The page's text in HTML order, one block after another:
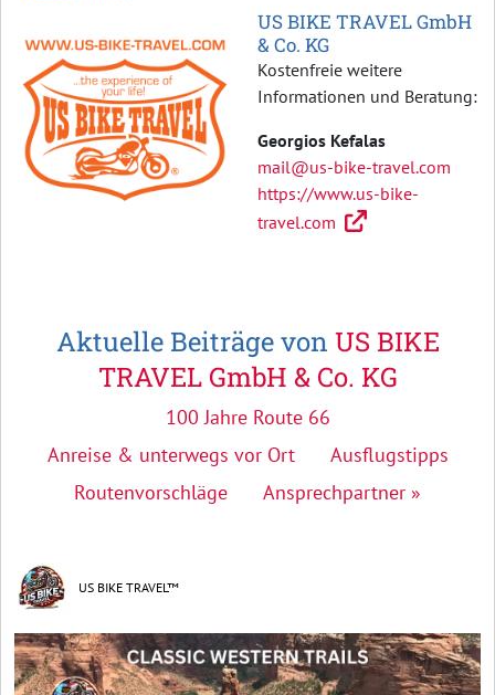
US BIKE TRAVEL GmbH
& Co. KG
Kostenfreie weitere
Informationen und Beratung:
Georgios Kefalas
mail@us-bike-travel.com
https://www.us-bike-
travel.com
Aktuelle Beiträge von US BIKE
TRAVEL GmbH & Co. KG
100 Jahre Route 66
Anreise & unterwegs vor Ort
Ausflugstipps
Routenvorschläge
Ansprechpartner »
US BIKE TRAVEL™